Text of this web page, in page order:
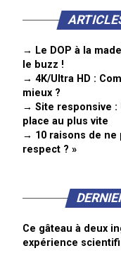
→ Le DOP à la
le buzz !
→ 4K/Ultra HD :
mieux ?
→ Site responsive :
place au plus vite
→ 10 raisons de ne
respect ? »
Ce gâteau à deux
expérience